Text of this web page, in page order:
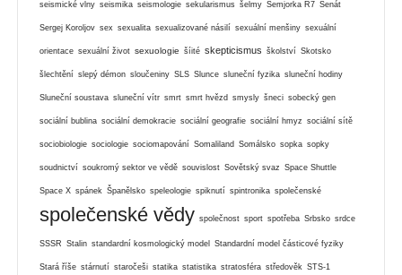
seismické vlny seismika seismologie sekularismus šelmy Semjorka R7 Senát
Sergej Koroljov sex sexualita sexualizované násilí sexuální menšiny sexuální
orientace sexuální život sexuologie šíité skepticismus školství Skotsko
šlechtění slepý démon sloučeniny SLS Slunce sluneční fyzika sluneční hodiny
Sluneční soustava sluneční vítr smrt smrt hvězd smysly šneci sobecký gen
sociální bublina sociální demokracie sociální geografie sociální hmyz sociální sítě
sociobiologie sociologie sociomapování Somaliland Somálsko sopka sopky
soudnictví soukromý sektor ve vědě souvislost Sovětský svaz Space Shuttle
Space X spánek Španělsko speleologie spiknutí spintronika společenské
společenské vědy společnost sport spotřeba Srbsko srdce
SSSR Stalin standardní kosmologický model Standardní model částicové fyziky
Stará říše stárnutí staročeši statika statistika stratosféra středověk STS-1